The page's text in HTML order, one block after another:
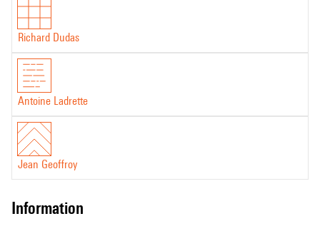
Richard Dudas
Antoine Ladrette
Jean Geoffroy
information